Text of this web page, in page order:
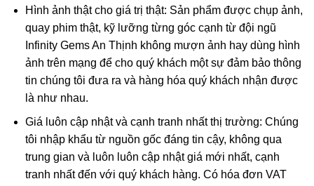
công ty, nơi công cộng thì hình ảnh Ngài cũng được điêu
khắc tinh xảo trên nền mặt dây chuyền. Điều này giúp
chúng ta có thể mang Phật bên mình mọi lúc mọi nơi để
phù hộ độ trì,…Và mặt dây chuyềnPhật Di Lặccũng được
nhiều tín đồ kể cả tín ngưỡng Phật hay không tín ngưỡng
đều ưa chuộng.
Hình ảnh thật cho giá trị thật: Sản phẩm được chụp ảnh,
quay phim thật, kỹ lưỡng từng góc cạnh từ đội ngũ
Infinity Gems An Thịnh không mượn ảnh hay dùng hình
ảnh trên mạng để cho quý khách một sự đảm bảo thông
tin chúng tôi đưa ra và hàng hóa quý khách nhận được
là như nhau.
Giá luôn cập nhật và cạnh tranh nhất thị trường: Chúng
tôi nhập khẩu từ nguồn gốc đáng tin cậy, không qua
trung gian và luôn luôn cập nhật giá mới nhất, cạnh
tranh nhất đến với quý khách hàng. Có hóa đơn VAT